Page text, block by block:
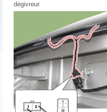
dégivreur.